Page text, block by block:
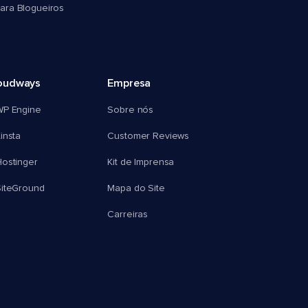
Blogueiros
Engine
Empresa
Sobre nós
Customer Reviews
Kit de Imprensa
Mapa do Site
Carreiras